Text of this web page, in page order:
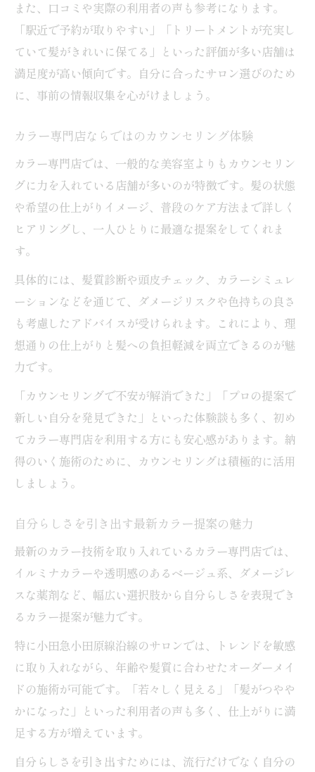
また、口コミや実際の利用者の声も参考になります。
「駅近で予約が取りやすい」「トリートメントが充実し
ていて髪がきれいに保てる」といった評価が多い店舗は
満足度が高い傾向です。自分に合ったサロン選びのため
に、事前の情報収集を心がけましょう。
カラー専門店ならではのカウンセリング体験
カラー専門店では、一般的な美容室よりもカウンセリン
グに力を入れている店舗が多いのが特徴です。髪の状態
や希望の仕上がりイメージ、普段のケア方法まで詳しく
ヒアリングし、一人ひとりに最適な提案をしてくれま
す。
具体的には、髪質診断や頭皮チェック、カラーシミュレ
ーションなどを通じて、ダメージリスクや色持ちの良さ
も考慮したアドバイスが受けられます。これにより、理
想通りの仕上がりと髪への負担軽減を両立できるのが魅
力です。
「カウンセリングで不安が解消できた」「プロの提案で
新しい自分を発見できた」といった体験談も多く、初め
てカラー専門店を利用する方にも安心感があります。納
得のいく施術のために、カウンセリングは積極的に活用
しましょう。
自分らしさを引き出す最新カラー提案の魅力
最新のカラー技術を取り入れているカラー専門店では、
イルミナカラーや透明感のあるベージュ系、ダメージレ
スな薬剤など、幅広い選択肢から自分らしさを表現でき
るカラー提案が魅力です。
特に小田急小田原線沿線のサロンでは、トレンドを敏感
に取り入れながら、年齢や髪質に合わせたオーダーメイ
ドの施術が可能です。「若々しく見える」「髪がつやや
かになった」といった利用者の声も多く、仕上がりに満
足する方が増えています。
自分らしさを引き出すためには、流行だけでなく自分の